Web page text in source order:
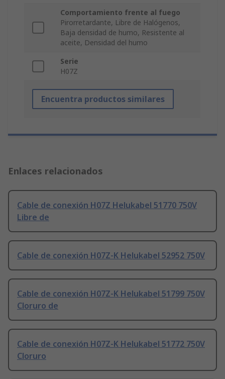
Comportamiento frente al fuego
Pirorretardante, Libre de Halógenos,
Baja densidad de humo, Resistente al
aceite, Densidad del humo
Serie
H07Z
Encuentra productos similares
Enlaces relacionados
Cable de conexión H07Z Helukabel 51770 750V
Libre de
Cable de conexión H07Z-K Helukabel 52952 750V
Cable de conexión H07Z-K Helukabel 51799 750V
Cloruro de
Cable de conexión H07Z-K Helukabel 51772 750V
Cloruro